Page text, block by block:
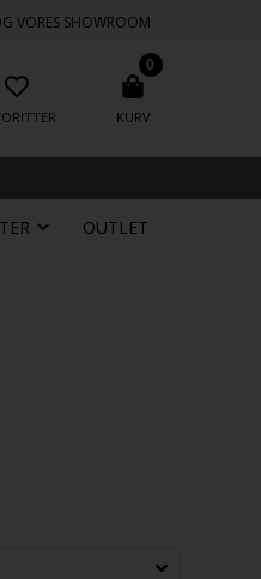
VORES SHOWROOM
0
KURV
OUTLET